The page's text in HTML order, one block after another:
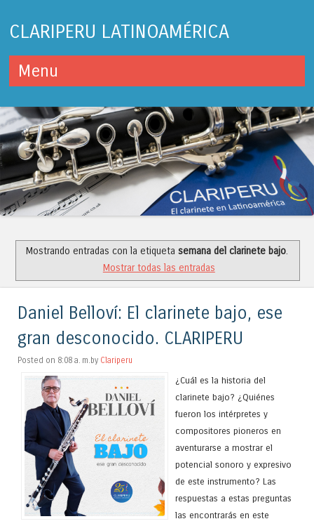
CLARIPERU LATINOAMÉRICA
Menu
Mostrando entradas con la etiqueta semana del clarinete bajo.
Mostrar todas las entradas
Daniel Belloví: El clarinete bajo, ese
gran desconocido. CLARIPERU
Posted on 8:08 a. m.by Clariperu
¿Cuál es la historia del
clarinete bajo? ¿Quiénes
fueron los intérpretes y
compositores pioneros en
aventurarse a mostrar el
potencial sonoro y expresivo
de este instrumento? Las
respuestas a estas preguntas
las encontrarás en este